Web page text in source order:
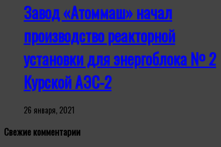
Завод «Атоммаш» начал
производство реакторной
установки для энергоблока № 2
Курской АЭС-2
26 января, 2021
Свежие комментарии